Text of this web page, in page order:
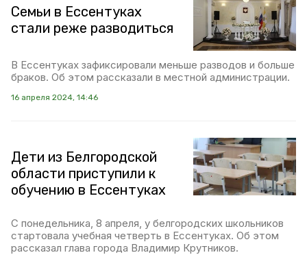
Семьи в Ессентуках
стали реже разводиться
В Ессентуках зафиксировали меньше разводов и больше
браков. Об этом рассказали в местной администрации.
16 апреля 2024, 14:46
Дети из Белгородской
области приступили к
обучению в Ессентуках
С понедельника, 8 апреля, у белгородских школьников
стартовала учебная четверть в Ессентуках. Об этом
рассказал глава города Владимир Крутников.